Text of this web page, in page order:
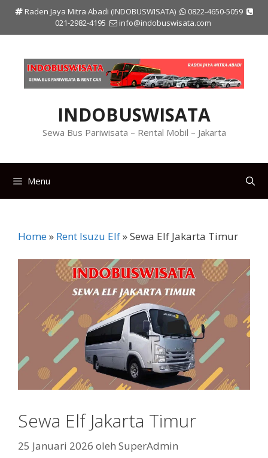
Langsung
isi
Raden Jaya Mitra Abadi (INDOBUSWISATA)
0822-4650-5059
021-2982-4195
info@indobuswisata.com
INDOBUSWISATA
Sewa Bus Pariwisata – Rental Mobil – Jakarta
Menu
Home» Rent Isuzu Elf»Sewa Elf Jakarta Timur
Sewa Elf Jakarta Timur
25 Januari 2026 oleh SuperAdmin